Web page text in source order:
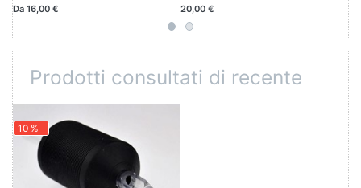
Da 16,00 € 20,00 €
Prodotti consultati di recente
10 %